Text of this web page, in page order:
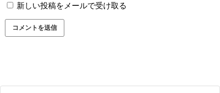
新しい投稿をメールで受け取る